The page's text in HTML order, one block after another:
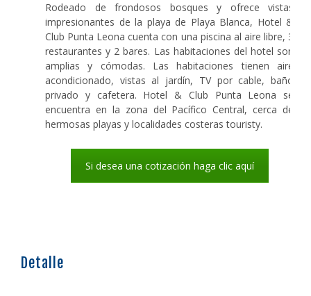
Rodeado de frondosos bosques y ofrece vistas
impresionantes de la playa de Playa Blanca, Hotel &
Club Punta Leona cuenta con una piscina al aire libre, 3
restaurantes y 2 bares. Las habitaciones del hotel son
amplias y cómodas. Las habitaciones tienen aire
acondicionado, vistas al jardín, TV por cable, baño
privado y cafetera. Hotel & Club Punta Leona se
encuentra en la zona del Pacífico Central, cerca de
hermosas playas y localidades costeras touristy.
Si desea una cotización haga clic aquí
Detalle